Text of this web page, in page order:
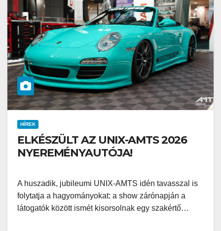
HÍREK
ELKÉSZÜLT AZ UNIX-AMTS 2026
NYEREMÉNYAUTÓJA!
A huszadik, jubileumi UNIX-AMTS idén tavasszal is
folytatja a hagyományokat: a show zárónapján a
látogatók között ismét kisorsolnak egy szakértő…